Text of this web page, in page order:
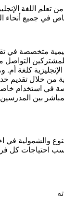
تعلم اللغة
في جميع أنحاء
متخصصة في
للمشتركين
كلغة أم.
من خلال تقديم
في استخدام
بين
والشمولية في
احتياجات كل